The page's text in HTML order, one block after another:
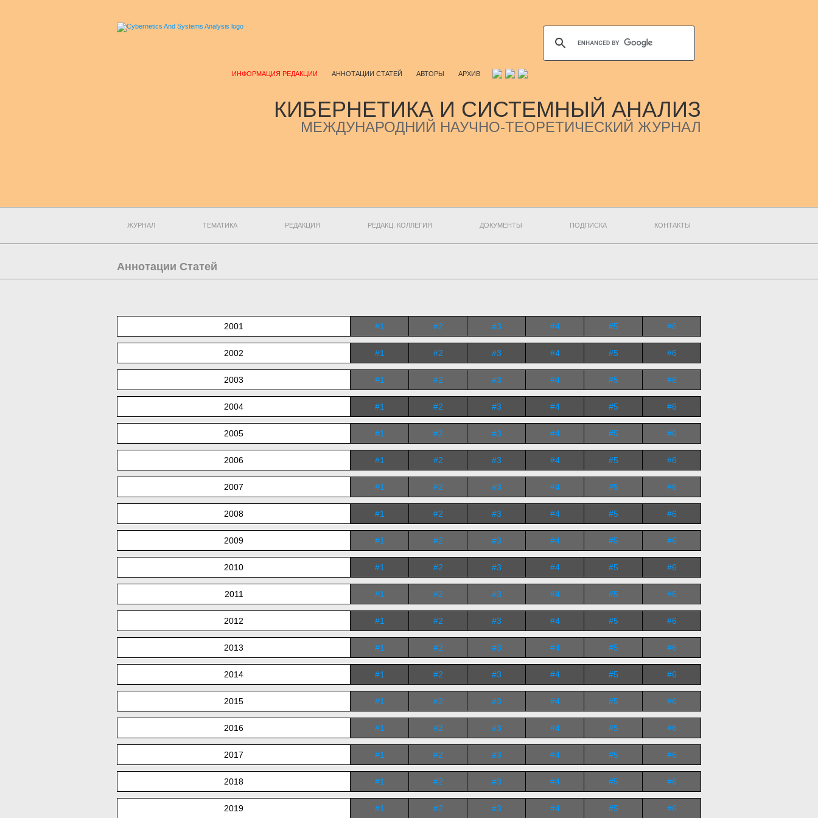
ИНФОРМАЦИЯ РЕДАКЦИИ АННОТАЦИИ СТАТЕЙ АВТОРЫ АРХИВ
КИБЕРНЕТИКА И СИСТЕМНЫЙ АНАЛИЗ
МЕЖДУНАРОДНИЙ НАУЧНО-ТЕОРЕТИЧЕСКИЙ ЖУРНАЛ
ЖУРНАЛ ТЕМАТИКА РЕДАКЦИЯ РЕДАКЦ. КОЛЛЕГИЯ ДОКУМЕНТЫ ПОДПИСКА КОНТАКТЫ
Аннотации Статей
2001 #1 #2 #3 #4 #5 #6
2002 #1 #2 #3 #4 #5 #6
2003 #1 #2 #3 #4 #5 #6
2004 #1 #2 #3 #4 #5 #6
2005 #1 #2 #3 #4 #5 #6
2006 #1 #2 #3 #4 #5 #6
2007 #1 #2 #3 #4 #5 #6
2008 #1 #2 #3 #4 #5 #6
2009 #1 #2 #3 #4 #5 #6
2010 #1 #2 #3 #4 #5 #6
2011 #1 #2 #3 #4 #5 #6
2012 #1 #2 #3 #4 #5 #6
2013 #1 #2 #3 #4 #5 #6
2014 #1 #2 #3 #4 #5 #6
2015 #1 #2 #3 #4 #5 #6
2016 #1 #2 #3 #4 #5 #6
2017 #1 #2 #3 #4 #5 #6
2018 #1 #2 #3 #4 #5 #6
2019 #1 #2 #3 #4 #5 #6